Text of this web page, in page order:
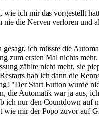
ich mir das vorgestellt
die Nerven verloren und
ich müsste die
zum ersten Mal nichts
zählte nicht mehr, sie
hab ich dann die
"Der Start Button wurde
die Automatik war ja aus,
ich nur den Countdown auf
mir der Popo zuvor auf